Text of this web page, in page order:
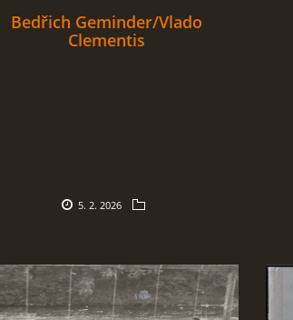
Bedřich Geminder/Vlado
Clementis
5. 2. 2026